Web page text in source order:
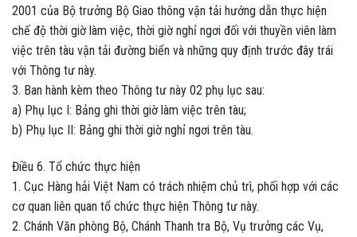
2001 của Bộ trưởng Bộ Giao thông vận tải hướng dẫn thực hiện
chế độ thời giờ làm việc, thời giờ nghỉ ngơi đối với thuyền viên làm
việc trên tàu vận tải đường biển và những quy định trước đây trái
với Thông tư này.
3. Ban hành kèm theo Thông tư này 02 phụ lục sau:
a) Phụ lục I: Bảng ghi thời giờ làm việc trên tàu;
b) Phụ lục II: Bảng ghi thời giờ nghỉ ngơi trên tàu.
Điều 6. Tổ chức thực hiện
1. Cục Hàng hải Việt Nam có trách nhiệm chủ trì, phối hợp với các
cơ quan liên quan tổ chức thực hiện Thông tư này.
2. Chánh Văn phòng Bộ, Chánh Thanh tra Bộ, Vụ trưởng các Vụ,